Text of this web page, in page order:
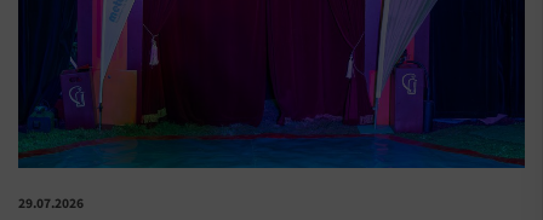
29.07.2026